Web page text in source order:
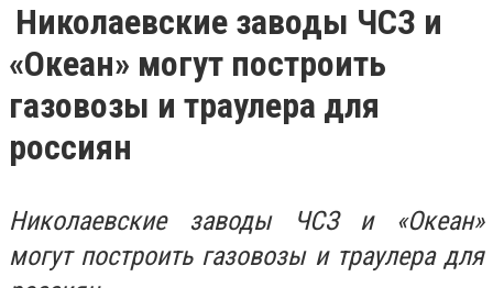
Николаевские заводы ЧСЗ и
«Океан» могут построить
газовозы и траулера для
россиян
Николаевские заводы ЧСЗ и «Океан»
могут построить газовозы и траулера для